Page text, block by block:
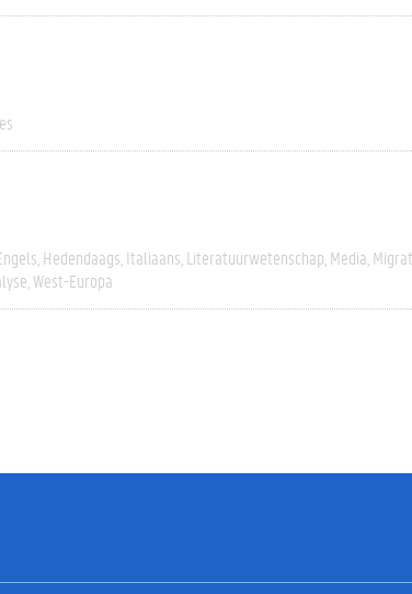
Hedendaags Italiaans Literatuurwetenschap Media
West-Europa